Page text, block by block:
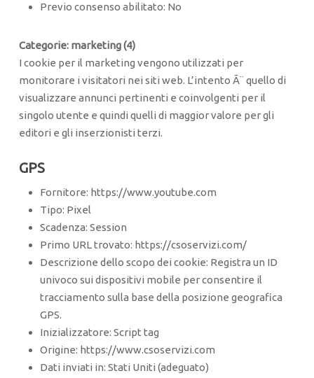
Previo consenso abilitato: No
Categorie: marketing (4)
I cookie per il marketing vengono utilizzati per
monitorare i visitatori nei siti web. L’intento Ã¨ quello di
visualizzare annunci pertinenti e coinvolgenti per il
singolo utente e quindi quelli di maggior valore per gli
editori e gli inserzionisti terzi.
GPS
Fornitore: https://www.youtube.com
Tipo: Pixel
Scadenza: Session
Primo URL trovato: https://csoservizi.com/
Descrizione dello scopo dei cookie: Registra un ID
univoco sui dispositivi mobile per consentire il
tracciamento sulla base della posizione geografica
GPS.
Inizializzatore: Script tag
Origine: https://www.csoservizi.com
Dati inviati in: Stati Uniti (adeguato)